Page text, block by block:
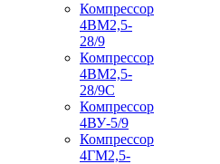
Компрессор
4ВМ2,5-
28/9
Компрессор
4ВМ2,5-
28/9С
Компрессор
4ВУ-5/9
Компрессор
4ГМ2,5-